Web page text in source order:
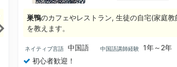
巣鴨のカフェやレストラン, 生徒の自宅(家庭教
を教えます。
ネイティブ言語 中国語 中国語講師経験
1年～2年
初心者歓迎！